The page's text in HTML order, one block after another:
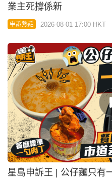
業主死撐係新
申訴熱話 2026-08-01 17:00 HKT
星島申訴王 | 公仔麵只有